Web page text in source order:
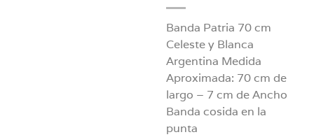
Banda Patria 70 cm
Celeste y Blanca
Argentina Medida
Aproximada: 70 cm de
largo – 7 cm de Ancho
Banda cosida en la
punta